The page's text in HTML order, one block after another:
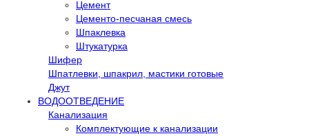
Цемент
Цементо-песчаная смесь
Шпаклевка
Штукатурка
Шифер
Шпатлевки, шпакрил, мастики готовые
Джут
ВОДООТВЕДЕНИЕ
Канализация
Комплектующие к канализации